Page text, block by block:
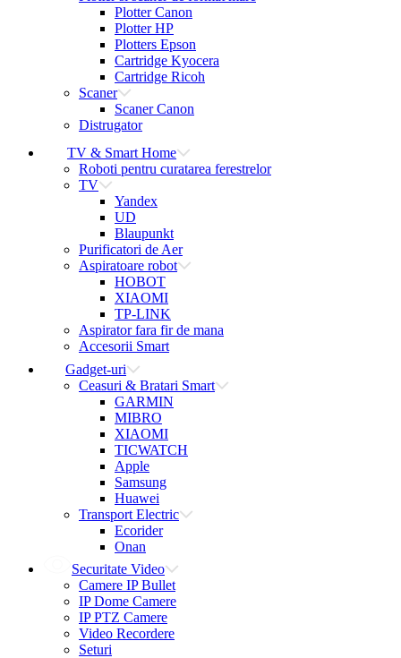
Plotter Canon
Plotter HP
Plotters Epson
Cartridge Kyocera
Cartridge Ricoh
Scaner
Scaner Canon
Distrugator
TV & Smart Home
Roboti pentru curatarea ferestrelor
TV
Yandex
UD
Blaupunkt
Purificatori de Aer
Aspiratoare robot
HOBOT
XIAOMI
TP-LINK
Aspirator fara fir de mana
Accesorii Smart
Gadget-uri
Ceasuri & Bratari Smart
GARMIN
MIBRO
XIAOMI
TICWATCH
Apple
Samsung
Huawei
Transport Electric
Ecorider
Onan
Securitate Video
Camere IP Bullet
IP Dome Camere
IP PTZ Camere
Video Recordere
Seturi